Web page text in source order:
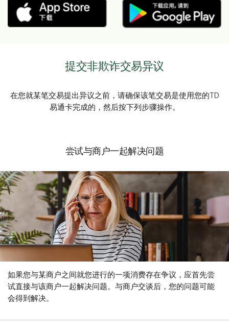
提交非欺诈交易异议
在您就某笔交易提出异议之前，请确保该笔交易是使用您的TD
易通卡完成的，然后按下列步骤操作。
尝试与商户一起解决问题
如果您与某商户之间就您进行的一项消费存在争议，应首先尝
试直接与该商户一起解决问题。与商户交谈后，您的问题可能
会得到解决。